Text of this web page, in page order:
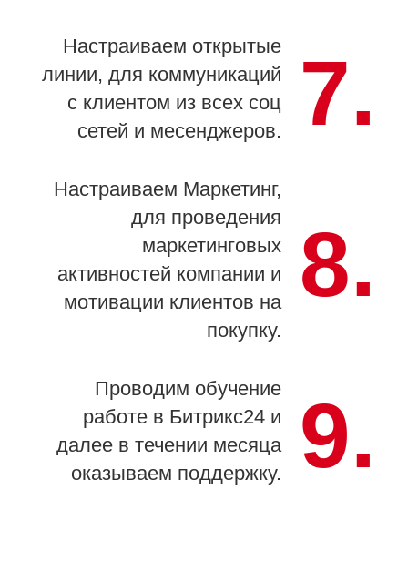
Настраиваем открытые
линии, для коммуникаций
с клиентом из всех соц
сетей и месенджеров.
7.
Настраиваем Маркетинг,
для проведения
маркетинговых
активностей компании и
мотивации клиентов на
покупку.
8.
Проводим обучение
работе в Битрикс24 и
далее в течении месяца
оказываем поддержку.
9.